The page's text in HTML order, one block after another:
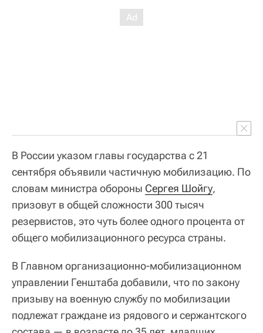
В России указом главы государства с 21
сентября объявили частичную мобилизацию. По
словам министра обороны Сергея Шойгу,
призовут в общей сложности 300 тысяч
резервистов, это чуть более одного процента от
общего мобилизационного ресурса страны.
В Главном организационно-мобилизационном
управлении Генштаба добавили, что по закону
призыву на военную службу по мобилизации
подлежат граждане из рядового и сержантского